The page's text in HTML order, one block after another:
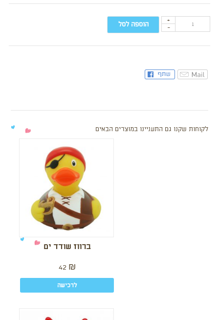
-
+ הוספה לסל
לקוחות שקנו גם התעניינו במוצרים הבאים
ברווז שודד ים
42 ₪
לרכישה